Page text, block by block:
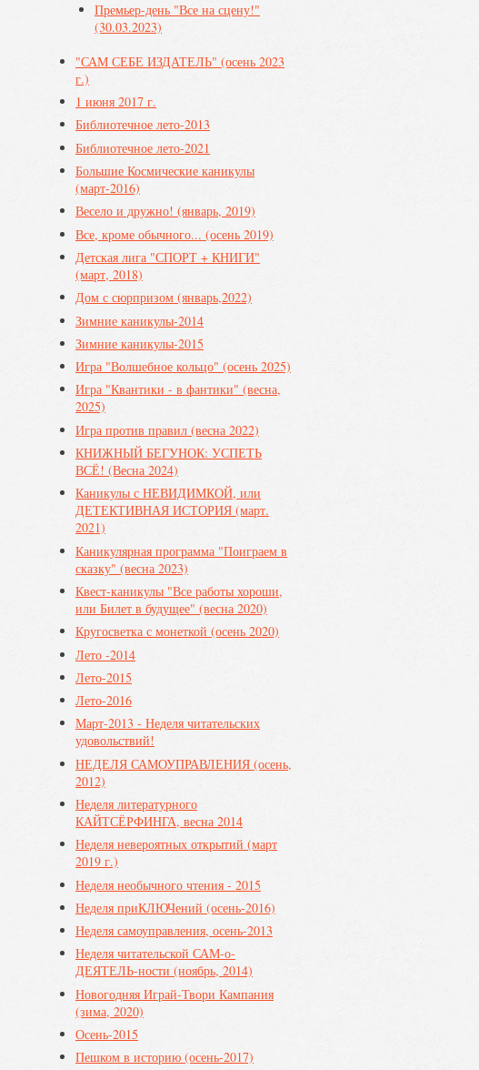
Премьер-день "Все на сцену!"
(30.03.2023)
"САМ СЕБЕ ИЗДАТЕЛЬ" (осень 2023
г.)
1 июня 2017 г.
Библиотечное лето-2013
Библиотечное лето-2021
Большие Космические каникулы
(март-2016)
Весело и дружно! (январь, 2019)
Все, кроме обычного... (осень 2019)
Детская лига "СПОРТ + КНИГИ"
(март, 2018)
Дом с сюрпризом (январь,2022)
Зимние каникулы-2014
Зимние каникулы-2015
Игра "Волшебное кольцо" (осень 2025)
Игра "Квантики - в фантики" (весна,
2025)
Игра против правил (весна 2022)
КНИЖНЫЙ БЕГУНОК: УСПЕТЬ
ВСЁ! (Весна 2024)
Каникулы с НЕВИДИМКОЙ, или
ДЕТЕКТИВНАЯ ИСТОРИЯ (март.
2021)
Каникулярная программа "Поиграем в
сказку" (весна 2023)
Квест-каникулы "Все работы хороши,
или Билет в будущее" (весна 2020)
Кругосветка с монеткой (осень 2020)
Лето -2014
Лето-2015
Лето-2016
Март-2013 - Неделя читательских
удовольствий!
НЕДЕЛЯ САМОУПРАВЛЕНИЯ (осень,
2012)
Неделя литературного
КАЙТСЁРФИНГА, весна 2014
Неделя невероятных открытий (март
2019 г.)
Неделя необычного чтения - 2015
Неделя приКЛЮЧений (осень-2016)
Неделя самоуправления, осень-2013
Неделя читательской САМ-о-
ДЕЯТЕЛЬ-ности (ноябрь, 2014)
Новогодняя Играй-Твори Кампания
(зима, 2020)
Осень-2015
Пешком в историю (осень-2017)